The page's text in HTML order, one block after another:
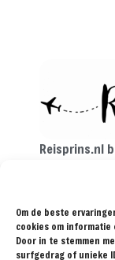
Om de beste
cookies om
Door in te stemmen
surfgedrag of unieke
Reisprins.nl
reiziger. Met